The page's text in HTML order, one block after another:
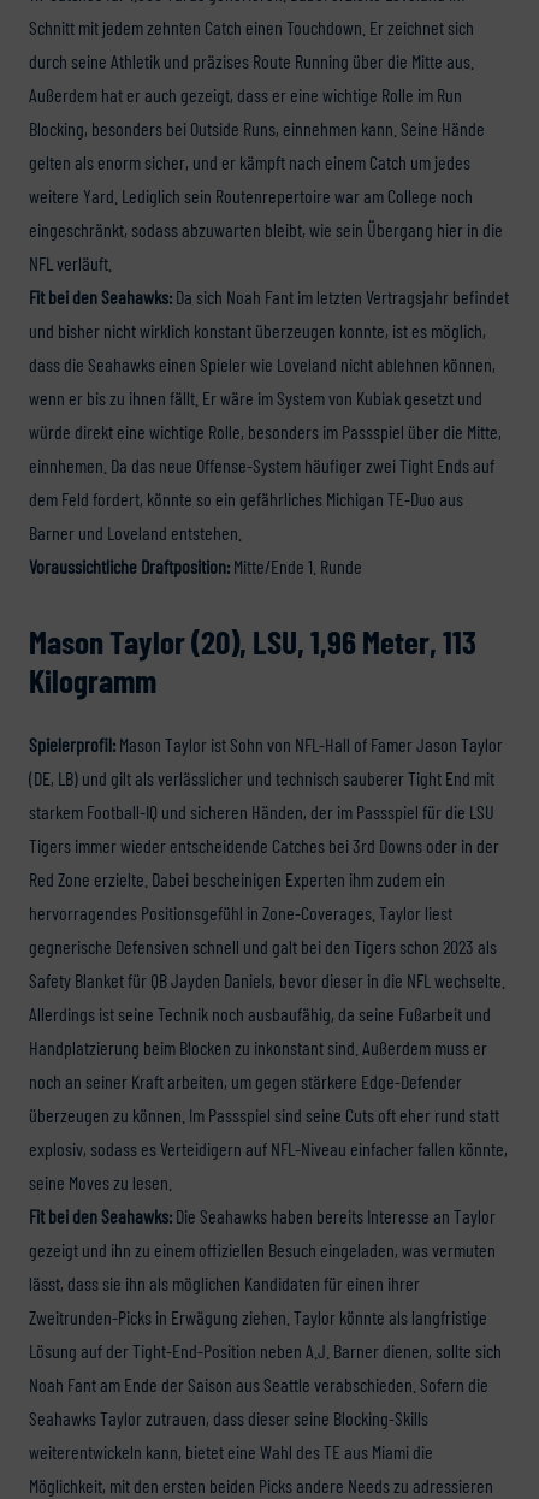
Schnitt mit jedem zehnten Catch einen Touchdown. Er zeichnet sich
durch seine Athletik und präzises Route Running über die Mitte aus.
Außerdem hat er auch gezeigt, dass er eine wichtige Rolle im Run
Blocking, besonders bei Outside Runs, einnehmen kann. Seine Hände
gelten als enorm sicher, und er kämpft nach einem Catch um jedes
weitere Yard. Lediglich sein Routenrepertoire war am College noch
eingeschränkt, sodass abzuwarten bleibt, wie sein Übergang hier in die
NFL verläuft.
Fit bei den Seahawks: Da sich Noah Fant im letzten Vertragsjahr befindet
und bisher nicht wirklich konstant überzeugen konnte, ist es möglich,
dass die Seahawks einen Spieler wie Loveland nicht ablehnen können,
wenn er bis zu ihnen fällt. Er wäre im System von Kubiak gesetzt und
würde direkt eine wichtige Rolle, besonders im Passspiel über die Mitte,
einnhemen. Da das neue Offense-System häufiger zwei Tight Ends auf
dem Feld fordert, könnte so ein gefährliches Michigan TE-Duo aus
Barner und Loveland entstehen.
Voraussichtliche Draftposition: Mitte/Ende 1. Runde
Mason Taylor (20), LSU, 1,96 Meter, 113
Kilogramm
Spielerprofil: Mason Taylor ist Sohn von NFL-Hall of Famer Jason Taylor
(DE, LB) und gilt als verlässlicher und technisch sauberer Tight End mit
starkem Football-IQ und sicheren Händen, der im Passspiel für die LSU
Tigers immer wieder entscheidende Catches bei 3rd Downs oder in der
Red Zone erzielte. Dabei bescheinigen Experten ihm zudem ein
hervorragendes Positionsgefühl in Zone-Coverages. Taylor liest
gegnerische Defensiven schnell und galt bei den Tigers schon 2023 als
Safety Blanket für QB Jayden Daniels, bevor dieser in die NFL wechselte.
Allerdings ist seine Technik noch ausbaufähig, da seine Fußarbeit und
Handplatzierung beim Blocken zu inkonstant sind. Außerdem muss er
noch an seiner Kraft arbeiten, um gegen stärkere Edge-Defender
überzeugen zu können. Im Passspiel sind seine Cuts oft eher rund statt
explosiv, sodass es Verteidigern auf NFL-Niveau einfacher fallen könnte,
seine Moves zu lesen.
Fit bei den Seahawks: Die Seahawks haben bereits Interesse an Taylor
gezeigt und ihn zu einem offiziellen Besuch eingeladen, was vermuten
lässt, dass sie ihn als möglichen Kandidaten für einen ihrer
Zweitrunden-Picks in Erwägung ziehen. Taylor könnte als langfristige
Lösung auf der Tight-End-Position neben A.J. Barner dienen, sollte sich
Noah Fant am Ende der Saison aus Seattle verabschieden. Sofern die
Seahawks Taylor zutrauen, dass dieser seine Blocking-Skills
weiterentwickeln kann, bietet eine Wahl des TE aus Miami die
Möglichkeit, mit den ersten beiden Picks andere Needs zu adressieren